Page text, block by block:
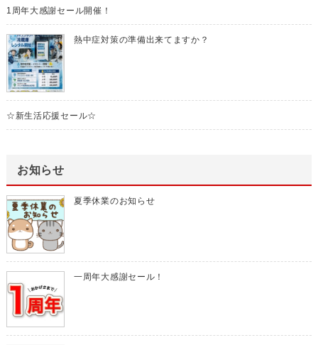
1周年大感謝セール開催！
熱中症対策の準備出来てますか？
☆新生活応援セール☆
お知らせ
夏季休業のお知らせ
一周年大感謝セール！